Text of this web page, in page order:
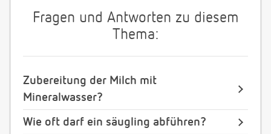
Fragen und Antworten zu diesem
Thema:
Zubereitung der Milch mit
Mineralwasser?
Wie oft darf ein säugling abführen?